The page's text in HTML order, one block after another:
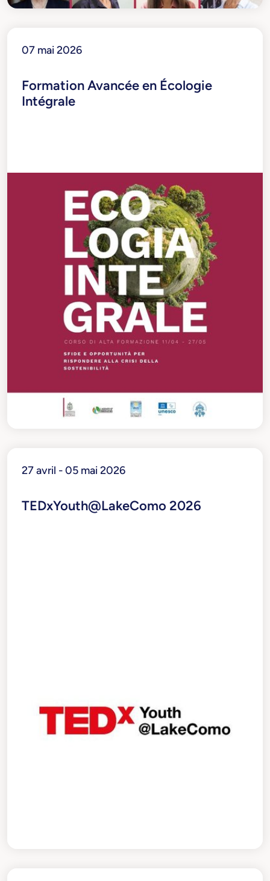
07 mai 2026
Formation Avancée en Écologie
Intégrale
27 avril - 05 mai 2026
TEDxYouth@LakeComo 2026